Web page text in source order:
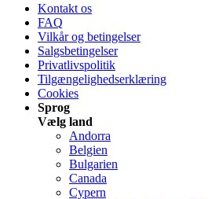
Kontakt os
FAQ
Vilkår og betingelser
Salgsbetingelser
Privatlivspolitik
Tilgængelighedserklæring
Cookies
Sprog
Vælg land
Andorra
Belgien
Bulgarien
Canada
Cypern